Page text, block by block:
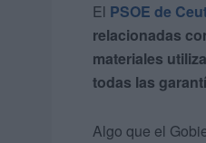
El PSOE de
relacionadas
materiales
todas las
Algo que el